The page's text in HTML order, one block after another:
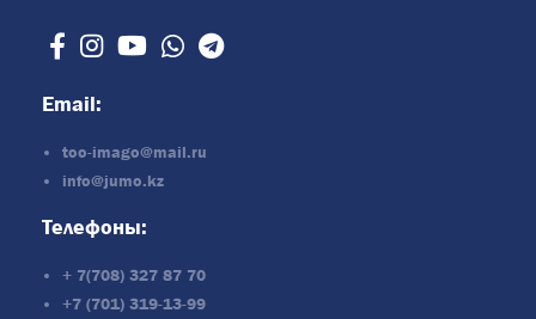
Email:
too-imago@mail.ru
info@jumo.kz
Телефоны:
+ 7(708) 327 87 70
+7 (701) 319-13-99